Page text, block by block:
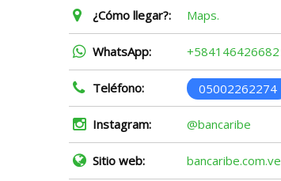
¿Cómo llegar?: Maps.
WhatsApp: +584146426682
Teléfono: 05002262274
Instagram: @bancaribe
Sitio web: bancaribe.com.ve